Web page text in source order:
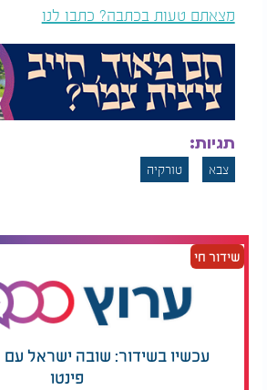
מצאתם טעות בכתבה? כתבו לנו
תגיות:
צבא טורקיה
שידור חי
עכשיו בשידור: שובה ישראל עם
פינטו